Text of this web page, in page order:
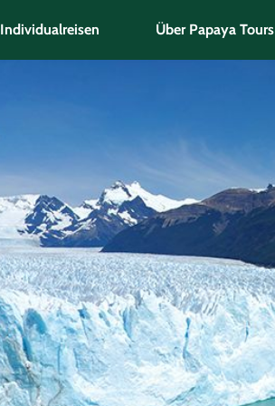
Individualreisen Über Papaya Tours